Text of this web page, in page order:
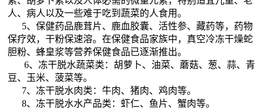
人、病人以及一些难于吃到蔬菜的人食用。
5、保健药品鹿茸片、鹿血胶囊、活性参、藏药等，药物
保疗效，干粉保速溶。在保健食品家族中，真空冷冻干燥蛇
胆粉、蜂皇浆等营养保健食品已逐渐推出。
6、冻干脱水蔬菜类：胡萝卜、油菜、蘑菇、葱、蒜、青
豆、玉米、菠菜等。
7、冻干脱水肉类：牛肉、猪肉、鸡肉等。
8、冻干脱水水产品类：虾仁、鱼片、蟹肉等。